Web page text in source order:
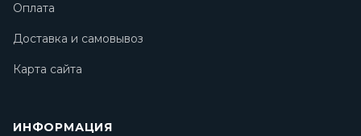
Оплата
Доставка и самовывоз
Карта сайта
ИНФОРМАЦИЯ